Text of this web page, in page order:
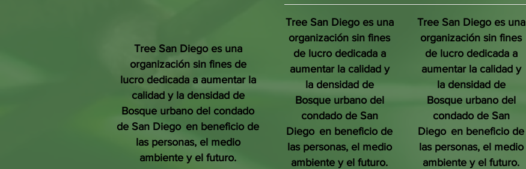
Tree San Diego es una
organización sin fines de
lucro dedicada a aumentar la
calidad y la densidad de
Bosque urbano del condado
de San Diego en beneficio de
las personas, el medio
ambiente y el futuro.
Tree San Diego es una
organización sin fines
de lucro dedicada a
aumentar la calidad y
la densidad de
Bosque urbano del
condado de San
Diego en beneficio de
las personas, el medio
ambiente y el futuro.
Tree San Diego es una
organización sin fines
de lucro dedicada a
aumentar la calidad y
la densidad de
Bosque urbano del
condado de San
Diego en beneficio de
las personas, el medio
ambiente y el futuro.